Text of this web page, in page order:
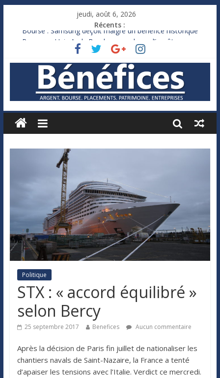
jeudi, août 6, 2026
Récents :
Bourse : Samsung déçoit malgré un bénéfice historique
Royaume-Uni : Andy Burnham recule sur l’impôt
Xavier Niel, le milliardaire qui ne touche presque rien
Ruée des fortunes russes vers l’étranger
France : le logement mis à l’épreuve par la chaleur
Politique
STX : « accord équilibré »
selon Bercy
25 septembre 2017 Benefices Aucun commentaire
Après la décision de Paris fin juillet de nationaliser les
chantiers navals de Saint-Nazaire, la France a tenté
d’apaiser les tensions avec l’Italie. Verdict ce mercredi.